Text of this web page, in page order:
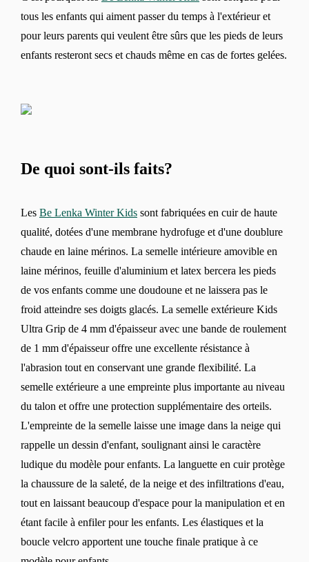
tous les enfants qui aiment passer du temps à l'extérieur et
pour leurs parents qui veulent être sûrs que les pieds de leurs
enfants resteront secs et chauds même en cas de fortes gelées.
De quoi sont-ils faits?
Les Be Lenka Winter Kids sont fabriquées en cuir de haute
qualité, dotées d'une membrane hydrofuge et d'une doublure
chaude en laine mérinos. La semelle intérieure amovible en
laine mérinos, feuille d'aluminium et latex bercera les pieds
de vos enfants comme une doudoune et ne laissera pas le
froid atteindre ses doigts glacés. La semelle extérieure Kids
Ultra Grip de 4 mm d'épaisseur avec une bande de roulement
de 1 mm d'épaisseur offre une excellente résistance à
l'abrasion tout en conservant une grande flexibilité. La
semelle extérieure a une empreinte plus importante au niveau
du talon et offre une protection supplémentaire des orteils.
L'empreinte de la semelle laisse une image dans la neige qui
rappelle un dessin d'enfant, soulignant ainsi le caractère
ludique du modèle pour enfants. La languette en cuir protège
la chaussure de la saleté, de la neige et des infiltrations d'eau,
tout en laissant beaucoup d'espace pour la manipulation et en
étant facile à enfiler pour les enfants. Les élastiques et la
boucle velcro apportent une touche finale pratique à ce